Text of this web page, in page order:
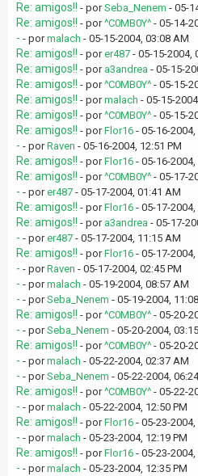
Re: amigos!! - porSeba_Nenem - 05-
Re: amigos!! - por^C0MB0Y^ - 05-14-
- - pormalach - 05-15-2004, 03:08 AM
Re: amigos!! - porer487 - 05-15-2004,
Re: amigos!! - por a3andrea - 05-15-
Re: amigos!! - por^C0MB0Y^ - 05-15-
Re: amigos!! - pormalach - 05-15-
Re: amigos!! - por^C0MB0Y^ - 05-15-
Re: amigos!! - porFlor16 - 05-16-
- - porRaven - 05-16-2004, 12:51 PM
Re: amigos!! - porFlor16 - 05-16-2004,
Re: amigos!! - por^C0MB0Y^ - 05-17-
- - porer487 - 05-17-2004, 01:41 AM
Re: amigos!! - porFlor16 - 05-17-
Re: amigos!! - por a3andrea - 05-17-
- - porer487 - 05-17-2004, 11:15 AM
Re: amigos!! - porFlor16 - 05-17-
- - porRaven - 05-17-2004, 02:45 PM
- - pormalach - 05-19-2004, 08:57 AM
- - porSeba_Nenem - 05-19-2004,
Re: amigos!! - por^C0MB0Y^ - 05-20-
- - porSeba_Nenem - 05-20-2004,
Re: amigos!! - por^C0MB0Y^ - 05-20-
- - pormalach - 05-22-2004, 02:37 AM
- - porSeba_Nenem - 05-22-2004,
Re: amigos!! - por^C0MB0Y^ - 05-22-
- - pormalach - 05-22-2004, 12:50 PM
Re: amigos!! - porFlor16 - 05-23-
- - pormalach - 05-23-2004, 12:19 PM
Re: amigos!! - porFlor16 - 05-23-2004,
- - pormalach - 05-23-2004, 12:35 PM